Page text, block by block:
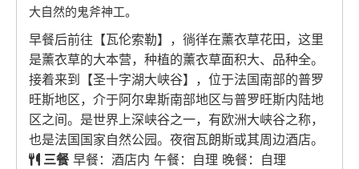
大自然的鬼斧神工。
早餐后前往【瓦伦索勒】，徜徉在薰衣草花田，这里
是薰衣草的大本营，种植的薰衣草面积大、品种全。
接着来到【圣十字湖大峡谷】，位于法国南部的普罗
旺斯地区，介于阿尔卑斯南部地区与普罗旺斯内陆地
区之间。是世界上深峡谷之一，有欧洲大峡谷之称，
也是法国国家自然公园。夜宿瓦朗斯或其周边酒店。
三餐 早餐：酒店内 午餐：自理 晚餐：自理